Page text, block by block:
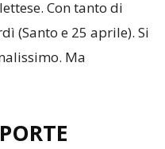
Con tanto di
(Santo e 25 aprile). Si
Ma